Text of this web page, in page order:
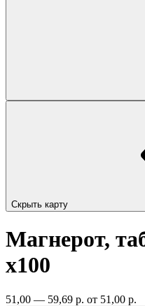
Скрыть карту
Магнерот,
x100
51,00 — 59,69 р. от 51,00 р.